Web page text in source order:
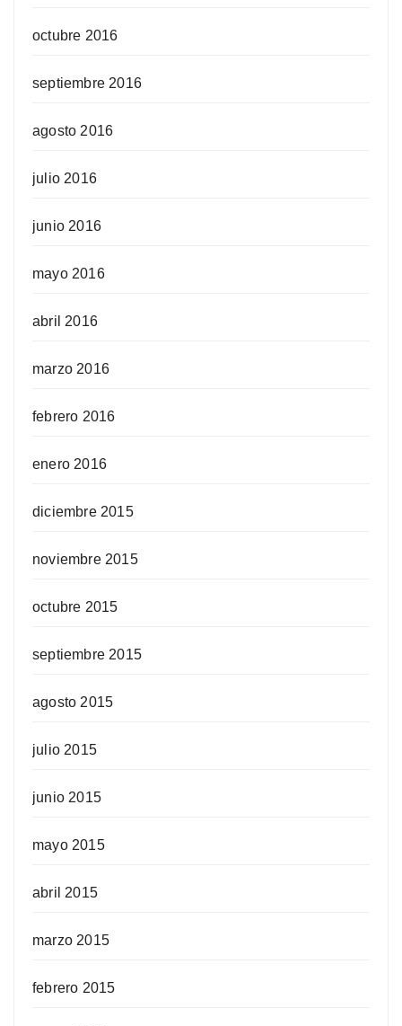
octubre 2016
septiembre 2016
agosto 2016
julio 2016
junio 2016
mayo 2016
abril 2016
marzo 2016
febrero 2016
enero 2016
diciembre 2015
noviembre 2015
octubre 2015
septiembre 2015
agosto 2015
julio 2015
junio 2015
mayo 2015
abril 2015
marzo 2015
febrero 2015